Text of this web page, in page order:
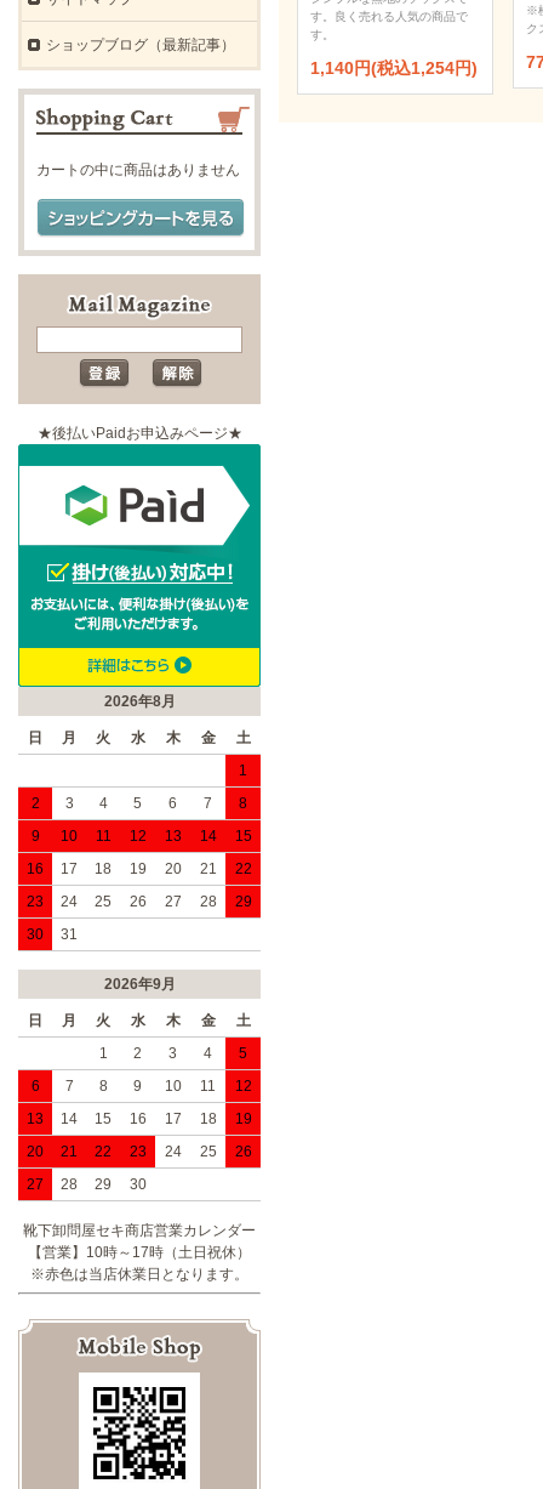
す。良く売れる人気の商品で
す。
1,140円(税込1,254円)
※
ク
ショップブログ（最新記事）
カートの中に商品はありません
★後払いPaidお申込みページ★
2026年8月
日 月 火 水 木 金
土
1
2
3 4 5 6 7
8
9
10 11 12 13 14
15
16
17 18 19 20 21
22
23
24 25 26 27 28
29
30
31
2026年9月
日 月 火 水 木 金
土
1
2 3 4
5
6
7 8 9 10 11
12
13
14 15 16 17 18
19
20
21 22 23 24 25
26
27
28 29 30
靴下卸問屋セキ商店営業カレンダー
【営業】10時～17時（土日祝休）
※赤色は当店休業日となります。